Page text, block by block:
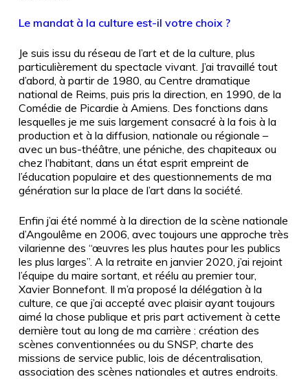
Le mandat à la culture est-il votre choix ?
Je suis issu du réseau de l’art et de la culture, plus
particulièrement du spectacle vivant. J’ai travaillé tout
d’abord, à partir de 1980, au Centre dramatique
national de Reims, puis pris la direction, en 1990, de la
Comédie de Picardie à Amiens. Des fonctions dans
lesquelles je me suis largement consacré à la fois à la
production et à la diffusion, nationale ou régionale –
avec un bus-théâtre, une péniche, des chapiteaux ou
chez l’habitant, dans un état esprit empreint de
l’éducation populaire et des questionnements de ma
génération sur la place de l’art dans la société.
Enfin j’ai été nommé à la direction de la scène nationale
d’Angoulême en 2006, avec toujours une approche très
vilarienne des “œuvres les plus hautes pour les publics
les plus larges”. A la retraite en janvier 2020, j’ai rejoint
l’équipe du maire sortant, et réélu au premier tour,
Xavier Bonnefont. Il m’a proposé la délégation à la
culture, ce que j’ai accepté avec plaisir ayant toujours
aimé la chose publique et pris part activement à cette
dernière tout au long de ma carrière : création des
scènes conventionnées ou du SNSP, charte des
missions de service public, lois de décentralisation,
association des scènes nationales et autres endroits.